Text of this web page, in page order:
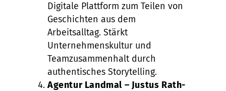
Digitale Plattform zum Teilen von
Geschichten aus dem
Arbeitsalltag. Stärkt
Unternehmenskultur und
Teamzusammenhalt durch
authentisches Storytelling.
Agentur Landmal – Justus Rath-